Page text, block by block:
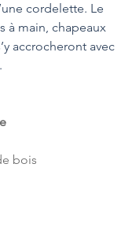
cordelette. Le
à main, chapeaux
accrocheront avec
bois